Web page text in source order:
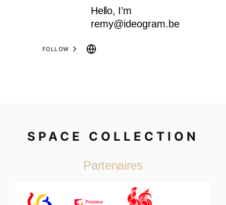
Hello, I’m
remy@ideogram.be
FOLLOW
SPACE COLLECTION
Partenaires